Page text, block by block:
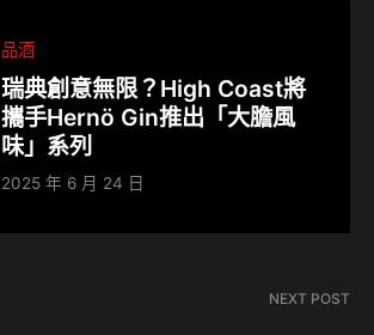
品酒
瑞典創意無限？High Coast將
攜手Hernö Gin推出「大膽風
味」系列
2025 年 6 月 24 日
NEXT POST